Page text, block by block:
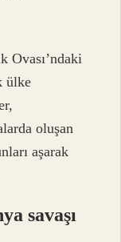
Ovası’ndaki
ülke
oluşan
aşarak
savaşı